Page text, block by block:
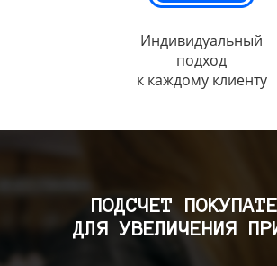
Индивидуальный
подход
к каждому клиенту
ПОДСЧЕТ
ДЛЯ УВЕЛИЧЕНИЯ